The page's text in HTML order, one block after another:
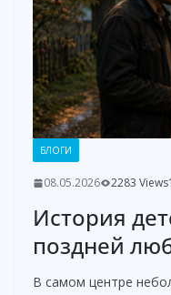
БЛОГИ
08.05.2026 2283 Views
История
поздней
В самом центре